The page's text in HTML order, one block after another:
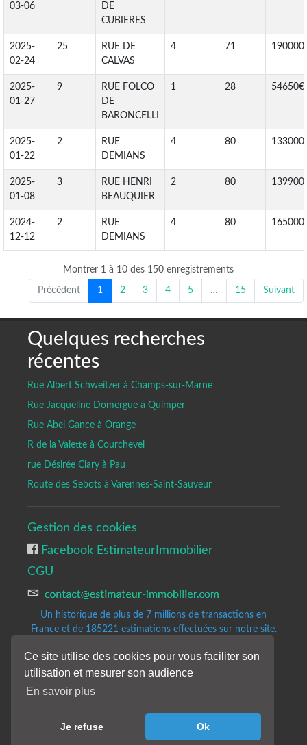
Ce site utilise des cookies pour vous faciliter son
utilisation et mesurer son audience
En savoir plus
Je refuse Ok
03-06
DE
CUBIERES
2025-
02-24
25
RUE DE
CALVAS
4 71
2025-
01-27
9
RUE FOLCO
DE
BARONCELLI
1 28 54650€
2025-
01-22
2
RUE
DEMIANS
4 80
2025-
01-08
3
RUE HENRI
BEAUQUIER
2 80
2024-
12-12
2
RUE
DEMIANS
4 80
Montrer 1 à 10 des 150 enregistrements
Précédent 1 2 3 4 5 … 15 Suivant
Quelques recherches
récentes
Rue Albert Schweitzer à Champs-sur-Marne
Rue Jacqueline Domergue à Quimper
Rue Abel Gance à Orange
R de la Valette à Courchevel
rue Désirée Clary à Pau
Route des Sebots à Varennes-Saint-Sauveur
Gestion des cookies
Facebook EstimateurImmobilier
CGU
Un historique de plus de 7 millions de transactions en
France et de 185221 estimations effectuées sur notre site.
Copyrights © 2020-2023 All Rights Reserved by Estimateur-Immobilier.
Site d'estimation immobilière gratuite et précise.
engagement de notre part.
Nos avis de valeur ne constituent pas une expertise immobilière.